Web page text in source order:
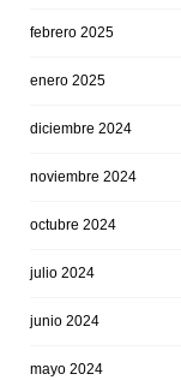
febrero 2025
enero 2025
diciembre 2024
noviembre 2024
octubre 2024
julio 2024
junio 2024
mayo 2024